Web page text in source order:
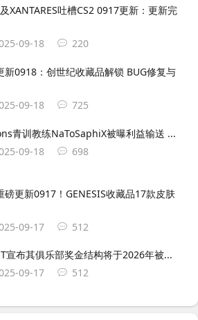
XANTARES吐槽CS2 0917更新：更新完
09-18
220
新0918：创世纪收藏品解锁 BUG修复与
09-18
725
青训教练NaToSaphiX被曝利益输送 ...
09-18
698
磅更新0917！GENESIS收藏品17款皮肤
09-17
512
宣布其俱乐部奖金结构将于2026年被...
09-17
512